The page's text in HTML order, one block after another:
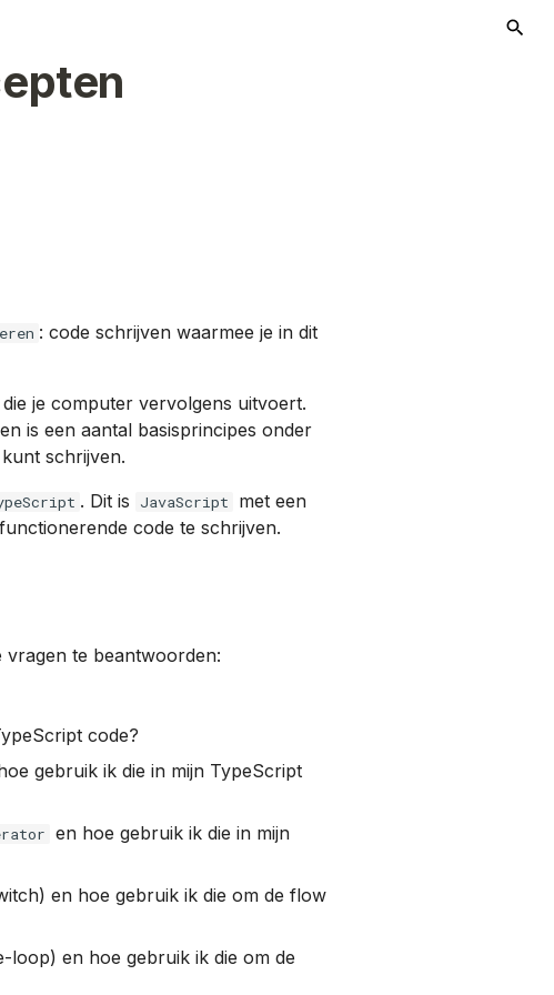
: code schrijven waarmee je in dit
je computer vervolgens uitvoert.
is een aantal basisprincipes onder
schrijven.
. Dit is JavaScript
met een
code te schrijven.
vragen te beantwoorden:
code?
gebruik ik die in mijn TypeScript
en hoe gebruik ik die in mijn
en hoe gebruik ik die om de flow
en hoe gebruik ik die om de